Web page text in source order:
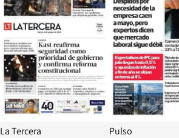
La Tercera Pulso